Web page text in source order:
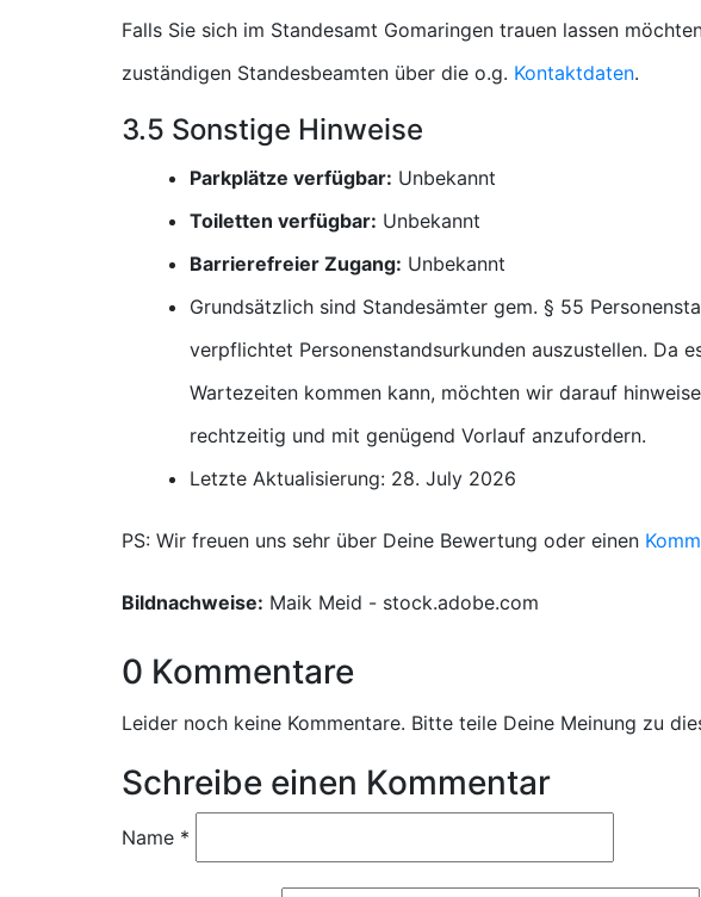
Falls Sie sich im Standesamt Gomaringen trauen lassen
zuständigen Standesbeamten über die o.g. Kontaktdaten.
3.5 Sonstige Hinweise
Parkplätze verfügbar: Unbekannt
Toiletten verfügbar: Unbekannt
Barrierefreier Zugang: Unbekannt
Grundsätzlich sind Standesämter gem. § 55
verpflichtet Personenstandsurkunden auszustellen. Da
Wartezeiten kommen kann, möchten wir darauf
rechtzeitig und mit genügend Vorlauf anzufordern.
Letzte Aktualisierung: 28. July 2026
PS: Wir freuen uns sehr über Deine Bewertung oder einen
Bildnachweise: Maik Meid - stock.adobe.com
0 Kommentare
Leider noch keine Kommentare. Bitte teile Deine Meinung zu
Schreibe einen Kommentar
Name *